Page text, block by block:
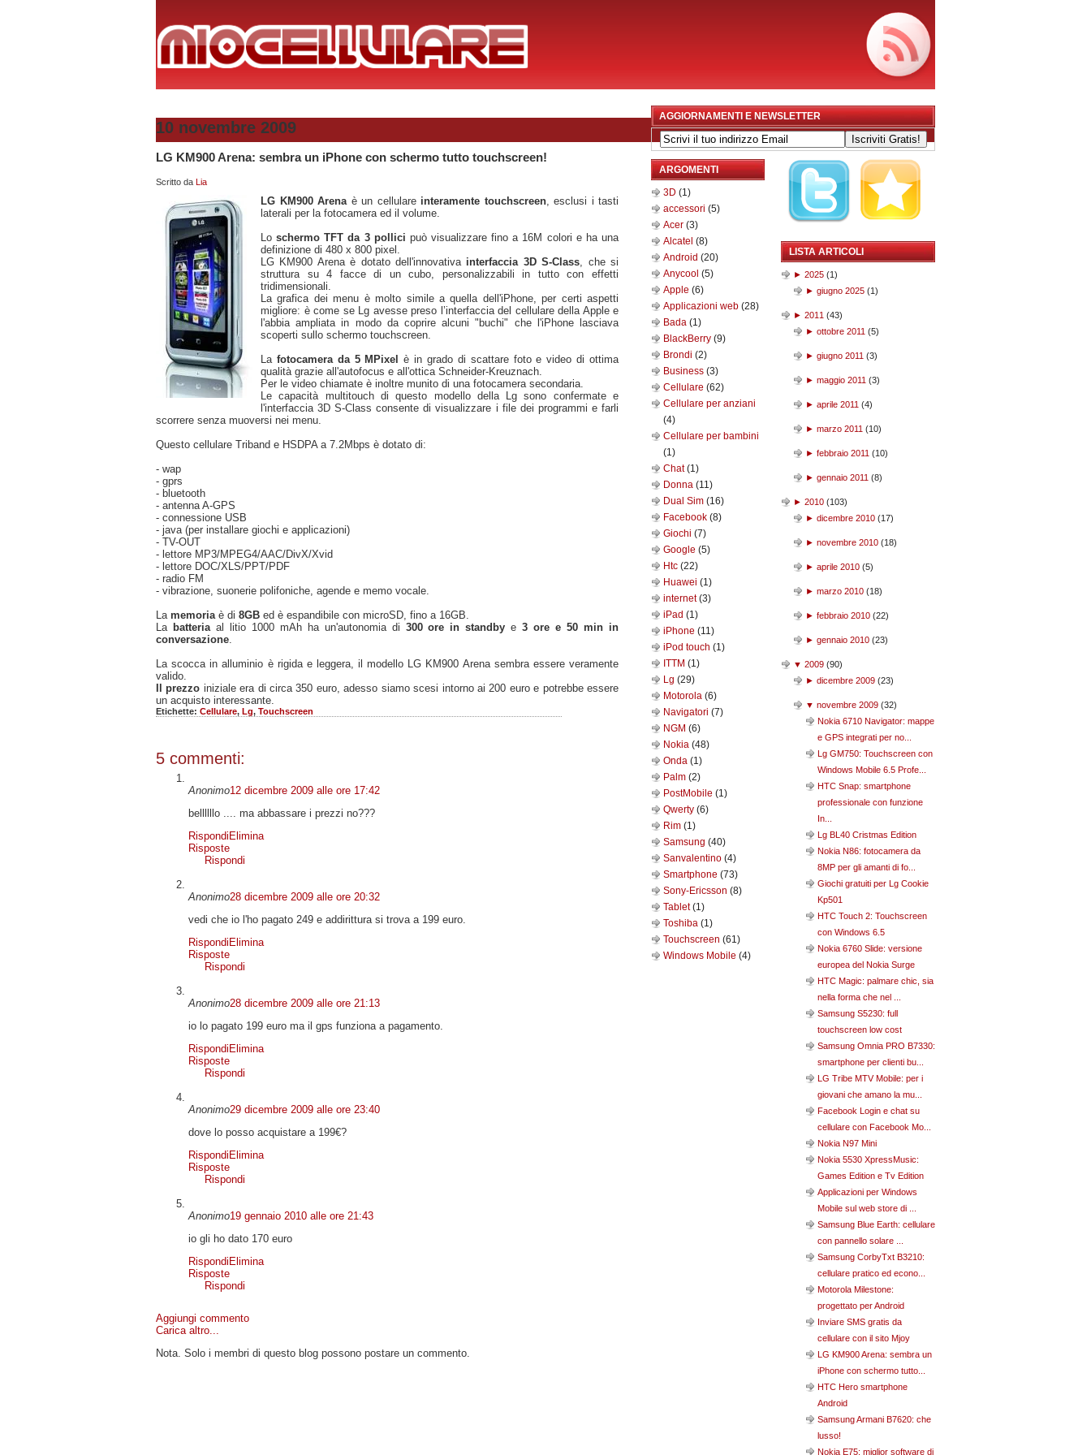
10 novembre 2009
LG KM900 Arena: sembra un iPhone con schermo tutto touchscreen!
Scritto da Lia
LG KM900 Arena è un cellulare interamente touchscreen, esclusi i tasti
laterali per la fotocamera ed il volume.
Loschermo TFT da 3 pollici può visualizzare fino a 16M colori e ha una
definizione di 480 x 800 pixel.
LG KM900 Arena è dotato dell'innovativa interfaccia 3D S-Class , che si
struttura su 4 facce di un cubo, personalizzabili in tutto con effetti
tridimensionali.
La grafica dei menu è molto simile a quella dell'iPhone, per certi aspetti
migliore: è come se Lg avesse preso l’interfaccia del cellulare della Apple e
l'abbia ampliata in modo da coprire alcuni "buchi" che l'iPhone lasciava
scoperti sullo schermo touchscreen.
La fotocamera da 5 MPixelè in grado di scattare foto e video di ottima
qualità grazie all'autofocus e all'ottica Schneider-Kreuznach.
Per le video chiamate è inoltre munito di una fotocamera secondaria.
Le capacità multitouch di questo modello della Lg sono confermate e
l'interfaccia 3D S-Class consente di visualizzare i file dei programmi e farli
scorrere senza muoversi nei menu.
Questo cellulare Triband e HSDPA a 7.2Mbps è dotato di:
- wap
- gprs
- bluetooth
- antenna A-GPS
- connessione USB
- java (per installare giochi e applicazioni)
- TV-OUT
- lettore MP3/MPEG4/AAC/DivX/Xvid
- lettore DOC/XLS/PPT/PDF
- radio FM
- vibrazione, suonerie polifoniche, agende e memo vocale.
La memoria è di 8GB ed è espandibile con microSD, fino a 16GB.
La batteriaal litio 1000 mAh ha un'autonomia di 300 ore in standbye3 ore e 50 min in
conversazione
La scocca in alluminio è rigida e leggera, il modello LG KM900 Arena sembra essere veramente
valido.
Il prezzo iniziale era di circa 350 euro, adesso siamo scesi intorno ai 200 euro e potrebbe essere
un acquisto interessante.
Etichette: Cellulare, Lg, Touchscreen
5 commenti:
Anonimo12 dicembre 2009 alle ore 17:42
bellllllo .... ma abbassare i prezzi no???
RispondiElimina
Risposte
Rispondi
Anonimo28 dicembre 2009 alle ore 20:32
vedi che io l'ho pagato 249 e addirittura si trova a 199 euro.
RispondiElimina
Risposte
Rispondi
Anonimo28 dicembre 2009 alle ore 21:13
io lo pagato 199 euro ma il gps funziona a pagamento.
RispondiElimina
Risposte
Rispondi
Anonimo29 dicembre 2009 alle ore 23:40
dove lo posso acquistare a 199€?
RispondiElimina
Risposte
Rispondi
Anonimo19 gennaio 2010 alle ore 21:43
io gli ho dato 170 euro
RispondiElimina
Risposte
Rispondi
Aggiungi commento
Carica altro...
Nota. Solo i membri di questo blog possono postare un commento.
AGGIORNAMENTI E NEWSLETTER
ARGOMENTI
3D (1)
accessori (5)
Acer (3)
Alcatel (8)
Android (20)
Anycool (5)
Apple (6)
Applicazioni web (28)
Bada (1)
BlackBerry (9)
Brondi (2)
Business (3)
Cellulare (62)
Cellulare per anziani
(4)
Cellulare per bambini
(1)
Chat(1)
Donna (11)
Dual Sim (16)
Facebook (8)
Giochi (7)
Google (5)
Htc (22)
Huawei (1)
internet(3)
iPad (1)
iPhone (11)
iPod touch (1)
ITTM (1)
Lg (29)
Motorola (6)
Navigatori (7)
NGM (6)
Nokia (48)
Onda (1)
Palm (2)
PostMobile (1)
Qwerty (6)
Rim (1)
Samsung (40)
Sanvalentino (4)
Smartphone (73)
Sony-Ericsson (8)
Tablet(1)
Toshiba (1)
Touchscreen (61)
Windows Mobile (4)
LISTA ARTICOLI
► 2025 (1)
► giugno 2025 (1)
► 2011 (43)
► ottobre 2011 (5)
► giugno 2011 (3)
► maggio 2011 (3)
► aprile 2011 (4)
► marzo 2011 (10)
► febbraio 2011 (10)
► gennaio 2011 (8)
► 2010 (103)
► dicembre 2010 (17)
► novembre 2010 (18)
► aprile 2010 (5)
► marzo 2010 (18)
► febbraio 2010 (22)
► gennaio 2010 (23)
▼ 2009 (90)
► dicembre 2009 (23)
▼ novembre 2009 (32)
Nokia 6710 Navigator: mappe
e GPS integrati per no...
Lg GM750: Touchscreen con
Windows Mobile 6.5 Profe...
HTC Snap: smartphone
professionale con funzione
In...
Lg BL40 Cristmas Edition
Nokia N86: fotocamera da
8MP per gli amanti di fo...
Giochi gratuiti per Lg Cookie
Kp501
HTC Touch 2: Touchscreen
con Windows 6.5
Nokia 6760 Slide: versione
europea del Nokia Surge
HTC Magic: palmare chic, sia
nella forma che nel ...
Samsung S5230: full
touchscreen low cost
Samsung Omnia PRO B7330:
smartphone per clienti bu...
LG Tribe MTV Mobile: per i
giovani che amano la mu...
Facebook Login e chat su
cellulare con Facebook Mo...
Nokia N97 Mini
Nokia 5530 XpressMusic:
Games Edition e Tv Edition
Applicazioni per Windows
Mobile sul web store di ...
Samsung Blue Earth: cellulare
con pannello solare ...
Samsung CorbyTxt B3210:
cellulare pratico ed econo...
Motorola Milestone:
progettato per Android
Inviare SMS gratis da
cellulare con il sito Mjoy
LG KM900 Arena: sembra un
iPhone con schermo tutto...
HTC Hero smartphone
Android
Samsung Armani B7620: che
lusso!
Nokia E75: miglior software di